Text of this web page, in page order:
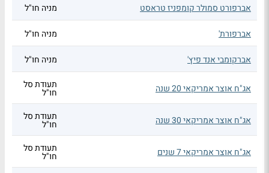
אברפורט סמולר קומפניז טראסט מניה חו"ל
אברפורת' מניה חו"ל
אברקומבי אנד פיץ' מניה חו"ל
אג"ח אוצר אמריקאי 20 שנה תעודת סל
חו"ל
אג"ח אוצר אמריקאי 30 שנה תעודת סל
חו"ל
אג"ח אוצר אמריקאי 7 שנים תעודת סל
חו"ל